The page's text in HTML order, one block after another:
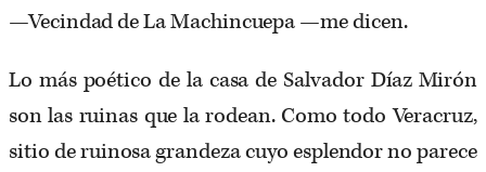
—Vecindad de La Machincuepa —me dicen.
Lo más poético de la casa de Salvador Díaz Mirón
son las ruinas que la rodean. Como todo Veracruz,
sitio de ruinosa grandeza cuyo esplendor no parece